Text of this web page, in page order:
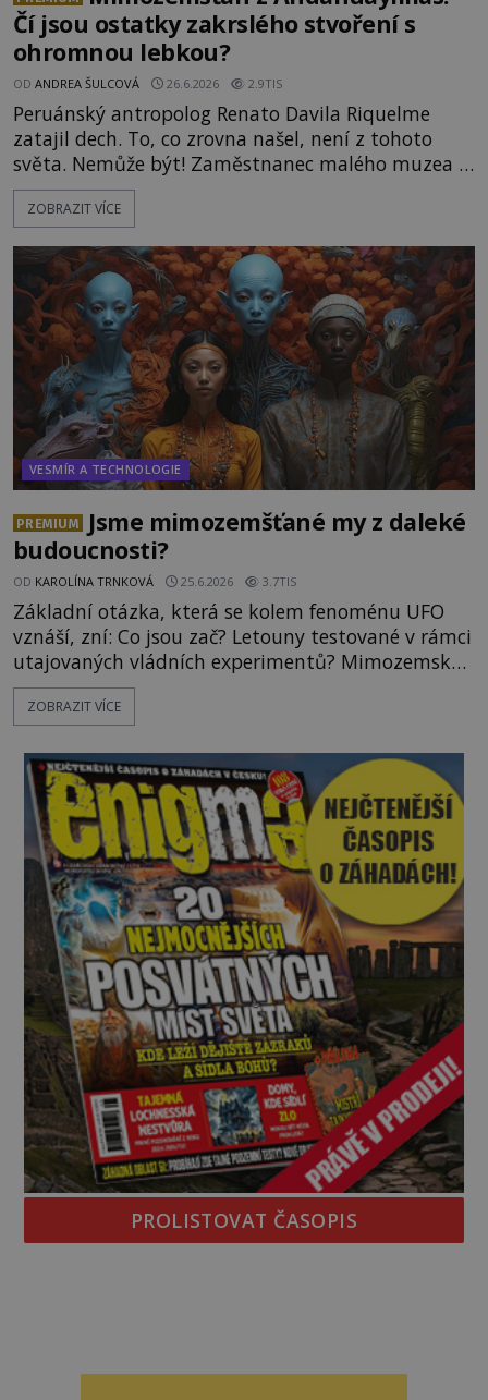
Čí jsou ostatky zakrslého stvoření s
ohromnou lebkou?
OD ANDREA ŠULCOVÁ 26.6.2026 2.9TIS
Peruánský antropolog Renato Davila Riquelme
zatajil dech. To, co zrovna našel, není z tohoto
světa. Nemůže být! Zaměstnanec malého muzea v
peruánském městečku Andahuaylillas nedaleko
legendárního Cuzca pomalu sestupuje z posvátné
Právě nalezl ostatky dvou mimozemšťanů! Vědci
nad nálezem kroutí hlavou. Už na
ZOBRAZIT VÍCE
VESMÍR A TECHNOLOGIE
PREMIUM
Jsme mimozemšťané my z daleké
budoucnosti?
OD KAROLÍNA TRNKOVÁ 25.6.2026 3.7TIS
Základní otázka, která se kolem fenoménu UFO
vznáší, zní: Co jsou zač? Letouny testované v rámci
utajovaných vládních experimentů? Mimozemské
vesmírné lodě plnící na Zemi nám neznámý úkol?
Skokani mezi dimenzemi, putující po mostech
možnostech již desítky let vzrušeně diskutují
vědci, ufologo
ZOBRAZIT VÍCE
PROLISTOVAT ČASOPIS